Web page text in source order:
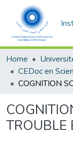
Home
TROUBLE